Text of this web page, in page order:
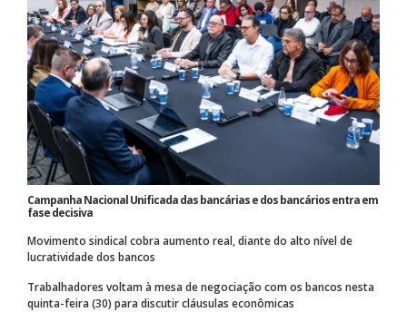
Campanha Nacional Unificada das bancárias e dos bancários entra em
fase decisiva
Movimento sindical cobra aumento real, diante do alto nível de
lucratividade dos bancos
Trabalhadores voltam à mesa de negociação com os bancos nesta
quinta-feira (30) para discutir cláusulas econômicas